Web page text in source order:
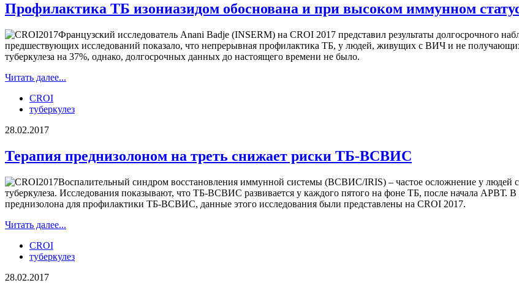
Профилактика ТБ изониазидом обоснована и при высоком иммунном
Французский исследователь Anani Badje (INSERM) на CROI 2017 представил результаты долгосрочного
предшествующих исследований показало, что непрерывная профилактика ТБ, у людей, живущих с ВИЧ и не
туберкулеза на 37%, однако, долгосрочных данных до настоящего времени не было.
Читать далее...
CROI
туберкулез
28.02.2017
Терапия преднизолоном на треть снижает риски ТБ-ВСВИС
Воспалительный синдром восстановления иммунной системы (ВСВИС/IRIS) – частое осложнение у
туберкулеза. Исследования показывают, что ТБ-ВСВИС развивается у каждого пятого на фоне ТБ, после начала АРВТ.
преднизолона для профилактики ТБ-ВСВИС, данные этого исследования были представлены на CROI 2017.
Читать далее...
CROI
туберкулез
28.02.2017